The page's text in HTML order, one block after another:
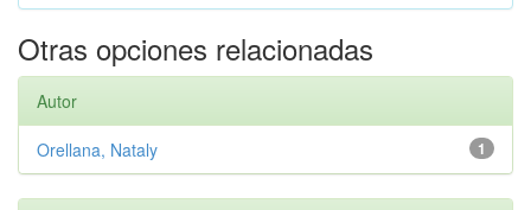
Otras opciones relacionadas
Autor
1
Orellana, Nataly